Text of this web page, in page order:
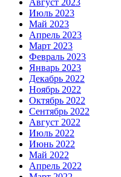
Август 2023
Июль 2023
Май 2023
Апрель 2023
Март 2023
Февраль 2023
Январь 2023
Декабрь 2022
Ноябрь 2022
Октябрь 2022
Сентябрь 2022
Август 2022
Июль 2022
Июнь 2022
Май 2022
Апрель 2022